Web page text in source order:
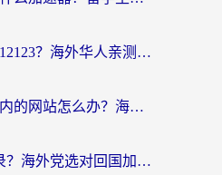
国外登录不上交管12123？海外华人亲测有效的回国加速器选择指南
在国外不能访问国内的网站怎么办？海外党必看的无缝回国上网指南
12123国外无法登录？海外党选对回国加速器，轻松解决国内资源访问难题